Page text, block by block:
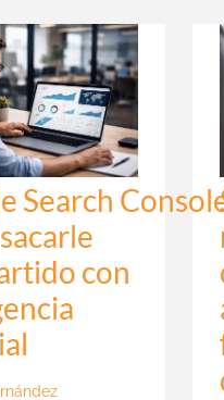
Search
con